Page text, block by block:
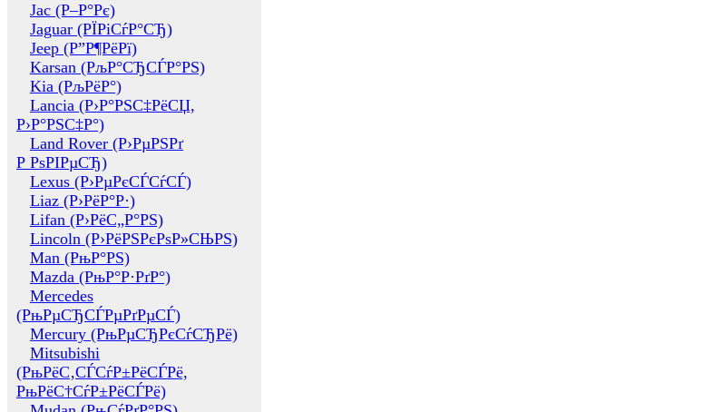
Jac (Р–Р°Рє)
Jaguar (РЇРіСѓР°СЂ)
Jeep (Р”Р¶РёРї)
Karsan (РљР°СЂСЃР°РЅ)
Kia (РљРёР°)
Lancia (Р›Р°РЅС‡РёСЏ,
Р›Р°РЅС‡Р°)
Land Rover (Р›РµРЅРґ
Р РѕРІРµСЂ)
Lexus (Р›РµРєСЃСѓСЃ)
Liaz (Р›РёР°Р·)
Lifan (Р›РёС„Р°РЅ)
Lincoln (Р›РёРЅРєРѕР»СЊРЅ)
Man (РњР°РЅ)
Mazda (РњР°Р·РґР°)
Mercedes
(РњРµСЂСЃРµРґРµСЃ)
Mercury (РњРµСЂРєСѓСЂРё)
Mitsubishi
(РњРёС‚СЃСѓР±РёСЃРё,
РњРёС†СѓР±РёСЃРё)